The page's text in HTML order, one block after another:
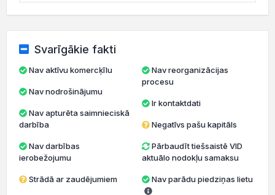
Svarīgākie fakti
Nav aktīvu komercķīlu
Nav nodrošinājumu
darbība
ierobežojumu
Strādā ar zaudējumiem
Nav reorganizācijas
procesu
Ir kontaktdati
Negatīvs pašu kapitāls
Pārbaudīt tiešsaistē VID
aktuālo nodokļu samaksu
Nav parādu piedziņas lietu